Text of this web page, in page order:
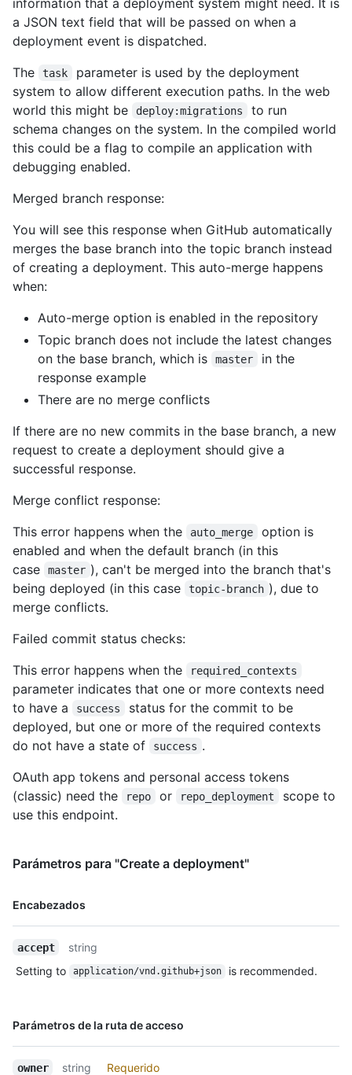
a JSON text field that will be passed on when a
deployment event is dispatched.
The
task
parameter is used by the deployment
system to allow different execution paths. In the web
world this might be
deploy:migrations
to run
schema changes on the system. In the compiled world
this could be a flag to compile an application with
debugging enabled.
Merged branch response:
You will see this response when GitHub automatically
merges the base branch into the topic branch instead
of creating a deployment. This auto-merge happens
when:
Auto-merge option is enabled in the repository
Topic branch does not include the latest changes
on the base branch, which is
master
in the
response example
There are no merge conflicts
If there are no new commits in the base branch, a new
request to create a deployment should give a
successful response.
Merge conflict response:
This error happens when the
auto_merge
option is
enabled and when the default branch (in this
case
master ), can't be merged into the branch that's
being deployed (in this case
topic-branch ), due to
merge conflicts.
Failed commit status checks:
This error happens when the
required_contexts
parameter indicates that one or more contexts need
to have a
success
status for the commit to be
deployed, but one or more of the required contexts
do not have a state of
success .
OAuth app tokens and personal access tokens
(classic) need the
repo or repo_deployment
scope to
use this endpoint.
Parámetros para "Create a deployment"
Encabezados
Nombre,
accept
string
Setting to
application/vnd.github+json is recommended.
Parámetros de la ruta de acceso
Nombre,
owner string
Requerido